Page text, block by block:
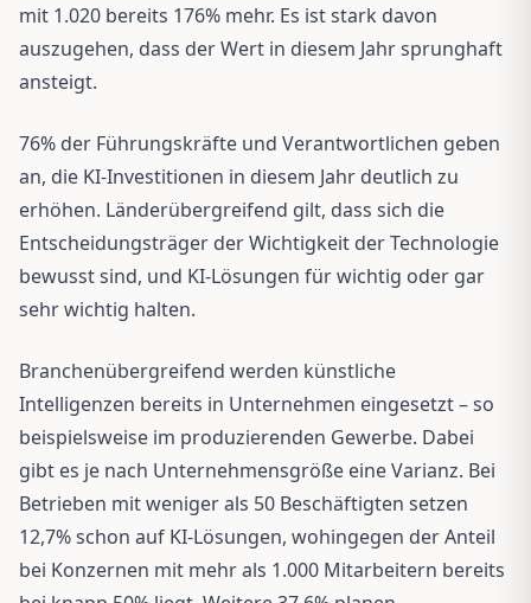
mit 1.020 bereits 176% mehr. Es ist stark davon
auszugehen, dass der Wert in diesem Jahr sprunghaft
ansteigt.
76% der Führungskräfte und Verantwortlichen geben
an, die KI-Investitionen in diesem Jahr deutlich zu
erhöhen. Länderübergreifend gilt, dass sich die
Entscheidungsträger der Wichtigkeit der Technologie
bewusst sind, und KI-Lösungen für wichtig oder gar
sehr wichtig halten.
Branchenübergreifend werden künstliche
Intelligenzen bereits in Unternehmen eingesetzt – so
beispielsweise im produzierenden Gewerbe. Dabei
gibt es je nach Unternehmensgröße eine Varianz. Bei
Betrieben mit weniger als 50 Beschäftigten setzen
12,7% schon auf KI-Lösungen, wohingegen der Anteil
bei Konzernen mit mehr als 1.000 Mitarbeitern bereits